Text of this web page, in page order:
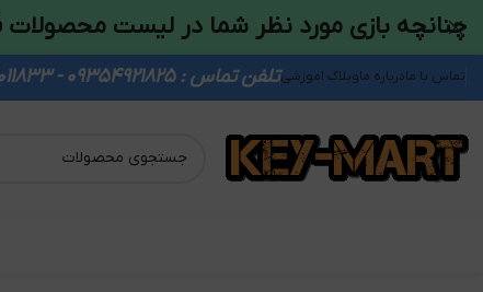
تماس با مادرباره ماوبلاگ اموزشیتلفن تماس : 09354921825 - 09931011833
چنانچه بازی مورد نظر شما در لیست